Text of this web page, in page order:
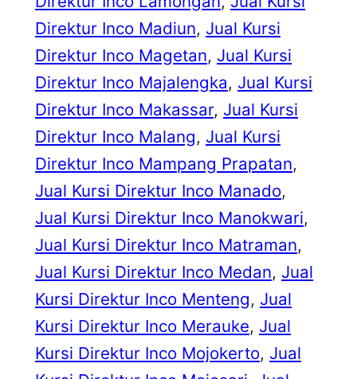
Direktur Inco Madiun, Jual Kursi
Direktur Inco Magetan, Jual Kursi
Direktur Inco Majalengka, Jual Kursi
Direktur Inco Makassar, Jual Kursi
Direktur Inco Malang, Jual Kursi
Direktur Inco Mampang Prapatan
Jual Kursi Direktur Inco Manado
Jual Kursi Direktur Inco Manokwari
Jual Kursi Direktur Inco Matraman
Jual Kursi Direktur Inco Medan, Jual
Kursi Direktur Inco Menteng, Jual
Kursi Direktur Inco Merauke, Jual
Kursi Direktur Inco Mojokerto, Jual